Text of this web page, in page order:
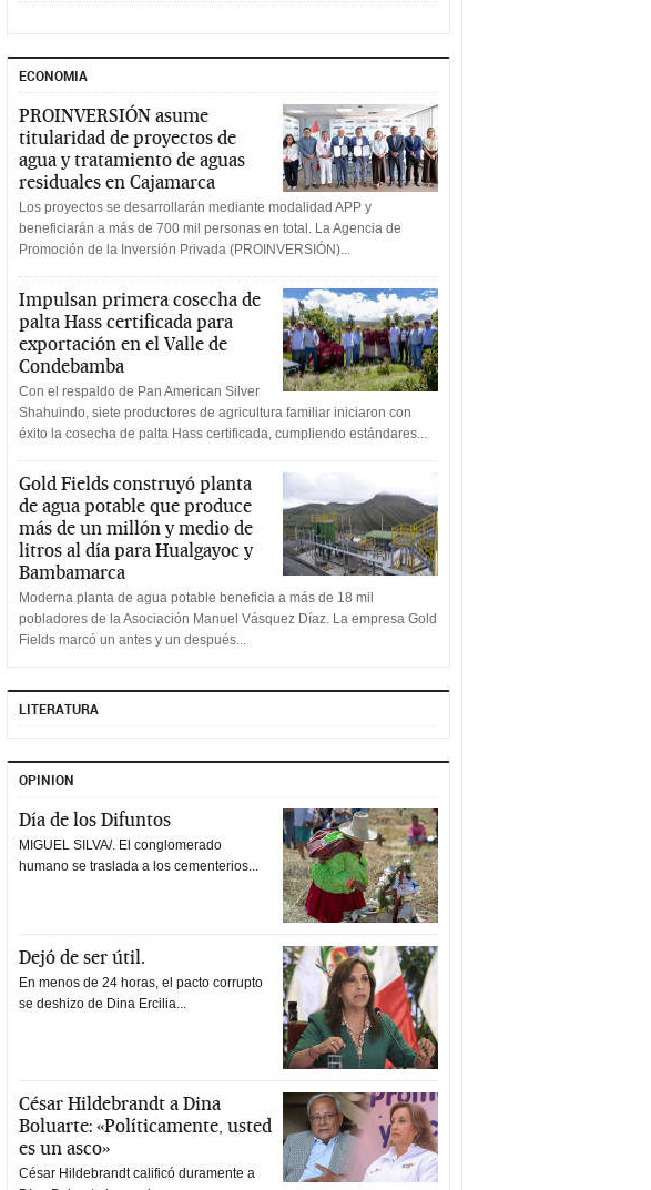
ECONOMIA
PROINVERSIÓN asume
titularidad de proyectos de
agua y tratamiento de aguas
residuales en Cajamarca
Los proyectos se desarrollarán mediante modalidad APP y
beneficiarán a más de 700 mil personas en total. La Agencia de
Promoción de la Inversión Privada (PROINVERSIÓN)...
Impulsan primera cosecha de
palta Hass certificada para
exportación en el Valle de
Condebamba
Con el respaldo de Pan American Silver
Shahuindo, siete productores de agricultura familiar iniciaron con
éxito la cosecha de palta Hass certificada, cumpliendo estándares...
Gold Fields construyó planta
de agua potable que produce
más de un millón y medio de
litros al día para Hualgayoc y
Bambamarca
Moderna planta de agua potable beneficia a más de 18 mil
pobladores de la Asociación Manuel Vásquez Díaz. La empresa Gold
Fields marcó un antes y un después...
LITERATURA
OPINION
Día de los Difuntos
MIGUEL SILVA/. El conglomerado
humano se traslada a los cementerios...
Dejó de ser útil.
En menos de 24 horas, el pacto corrupto
se deshizo de Dina Ercilia...
César Hildebrandt a Dina
Boluarte: «Políticamente, usted
es un asco»
César Hildebrandt calificó duramente a